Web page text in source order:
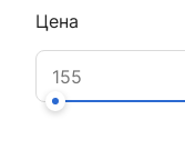
Цена